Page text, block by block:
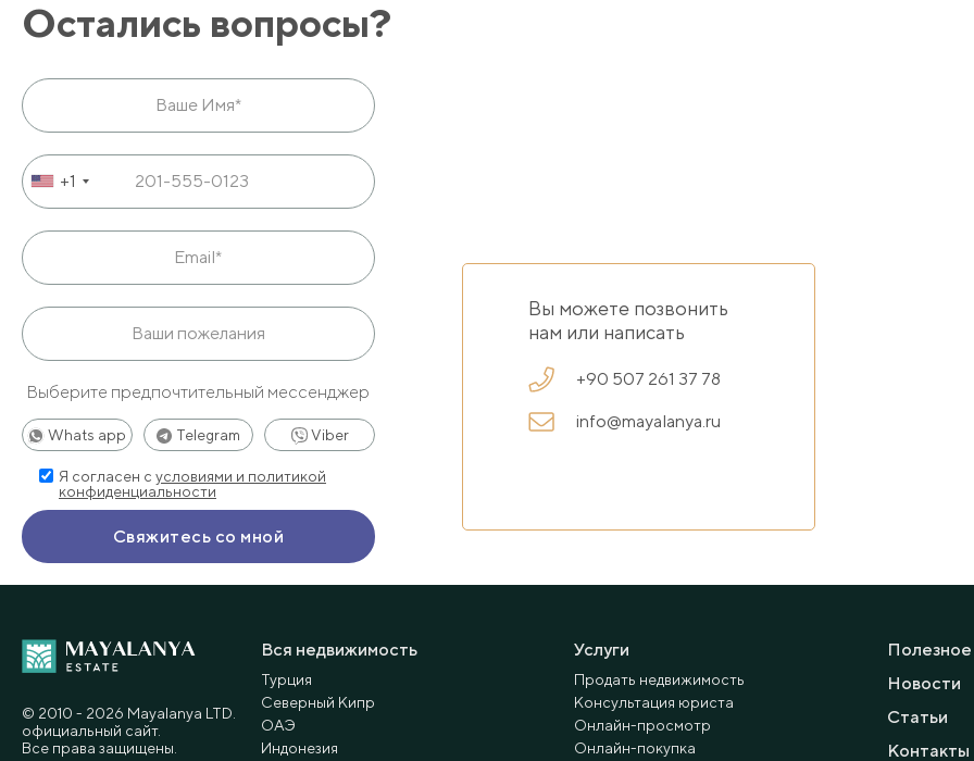
Остались вопросы?
+1
Выберите предпочтительный мессенджер
Whats app Telegram Viber
Я согласен с условиями и политикой
конфиденциальности
Вы можете позвонить
нам или написать
+90 507 261 37 78
info@mayalanya.ru
Вся недвижимость
Турция
Северный Кипр
ОАЭ
Индонезия
Услуги
Продать недвижимость
Консультация юриста
Онлайн-просмотр
Онлайн-покупка
Полезное
Новости
Статьи
Контакты
© 2010 - 2026 Мayalanya LTD.
официальный сайт.
Все права защищены.